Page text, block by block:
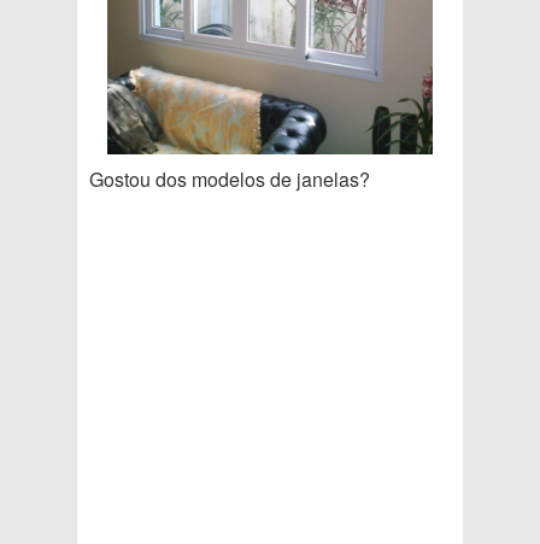
Gostou dos modelos de janelas?